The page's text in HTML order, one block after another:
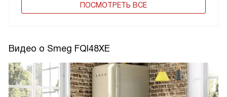
ПОCМОТРЕТЬ ВСЕ
Видео о Smeg FQI48XE